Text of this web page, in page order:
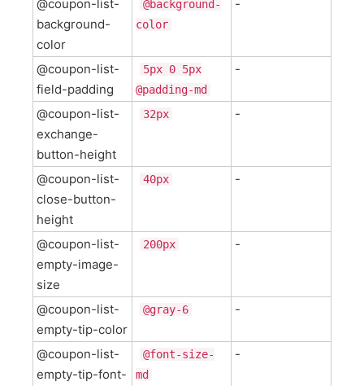
@coupon-list-
background-
color
@background-
color
-
@coupon-list-
field-padding
5px 0 5px
@padding-md
-
@coupon-list-
exchange-
button-height
32px -
@coupon-list-
close-button-
height
40px -
@coupon-list-
empty-image-
size
200px -
@coupon-list-
empty-tip-color
@gray-6 -
@coupon-list-
empty-tip-font-
@font-size-
md
-